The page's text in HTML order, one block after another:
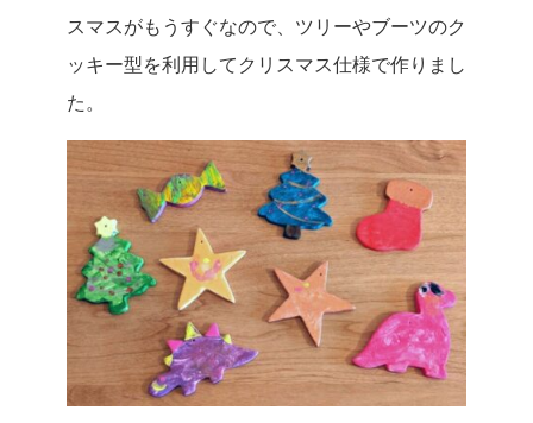
スマスがもうすぐなので、ツリーやブーツのク
ッキー型を利用してクリスマス仕様で作りまし
た。